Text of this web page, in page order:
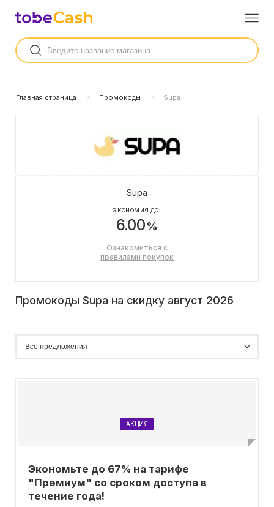
Главная страница Промокоды Supa
Supa
ЭКОНОМИЯ ДО:
6.00%
Ознакомиться с
правилами покупок
Промокоды Supa на скидку август 2026
АКЦИЯ
Экономьте до 67% на тарифе
"Премиум" со сроком доступа в
течение года!